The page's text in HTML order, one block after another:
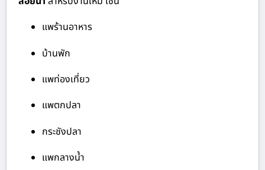
แพร้านอาหาร
บ้านพัก
แพท่องเที่ยว
แพตกปลา
กระชังปลา
แพกลางน้ำ